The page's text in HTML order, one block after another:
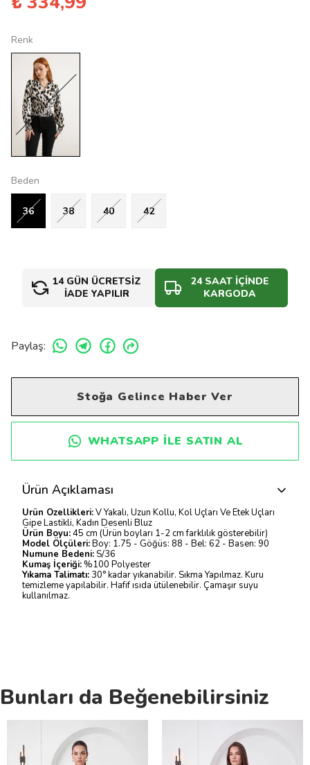
Renk
Beden
36 38 40 42
14 GÜN ÜCRETSİZ
İADE YAPILIR
24 SAAT İÇİNDE
KARGODA
Paylaş:
Stoğa Gelince Haber Ver
WHATSAPP ILE SATIN AL
Ürün Açıklaması
Ürün Özellikleri:V Yakalı, Uzun Kollu, Kol Uçları Ve Etek Uçları
Gipe Lastikli, Kadın Desenli Bluz
Ürün Boyu:45 cm (Ürün boyları 1-2 cm farklılık gösterebilir)
Model Ölçüleri:Boy: 1.75 - Göğüs: 88 - Bel: 62 - Basen: 90
Numune Bedeni: S/36
Kumaş İçeriği: %100 Polyester
Yıkama Talimatı:30° kadar yıkanabilir. Sıkma Yapılmaz. Kuru
temizleme yapılabilir. Hafif ısıda ütülenebilir. Çamaşır suyu
kullanılmaz.
Bunları da Beğenebilirsiniz